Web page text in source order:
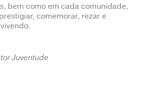
bem como em cada comunidade,
comemorar, rezar e
Juventude